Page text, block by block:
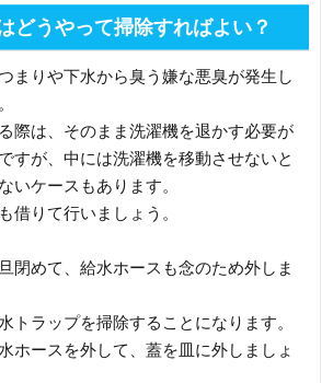
どうやって掃除すればよい？
まりや下水から臭う嫌な悪臭が発生し
際は、そのまま洗濯機を退かす必要が
すが、中には洗濯機を移動させないと
いケースもあります。
借りて行いましょう。
閉めて、給水ホースも念のため外しま
トラップを掃除することになります。
ホースを外して、蓋を皿に外しましょ